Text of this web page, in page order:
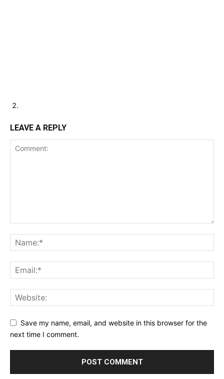
LEAVE A REPLY
Save my name, email, and website in this browser for the
next time I comment.